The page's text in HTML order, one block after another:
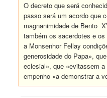
O decreto que será
passo será um acordo que
magnanimidade de Bento
também os sacerdotes e
a Monsenhor Fellay
generosidade do Papa»,
eclesial», que «evitassem
empenho «a demonstrar a